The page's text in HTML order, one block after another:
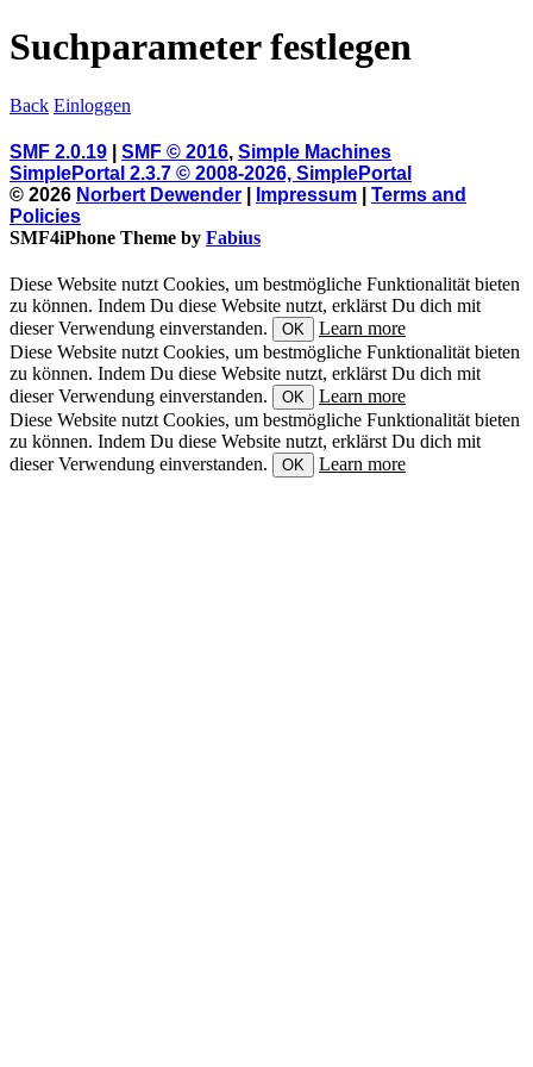
Suchparameter festlegen
Back Einloggen
SMF 2.0.19 SMF © 2016, Simple Machines
SimplePortal 2.3.7 © 2008-2026, SimplePortal
© 2026 Norbert Dewender Impressum
Terms and
Policies
SMF4iPhone Theme by Fabius
Diese Website nutzt Cookies, um bestmögliche Funktionalität bieten
zu können. Indem Du diese Website nutzt, erklärst Du dich mit
dieser Verwendung einverstanden.
OK
Learn more
Diese Website nutzt Cookies, um bestmögliche Funktionalität bieten
zu können. Indem Du diese Website nutzt, erklärst Du dich mit
dieser Verwendung einverstanden.
OK
Learn more
Diese Website nutzt Cookies, um bestmögliche Funktionalität bieten
zu können. Indem Du diese Website nutzt, erklärst Du dich mit
dieser Verwendung einverstanden.
OK Learn more